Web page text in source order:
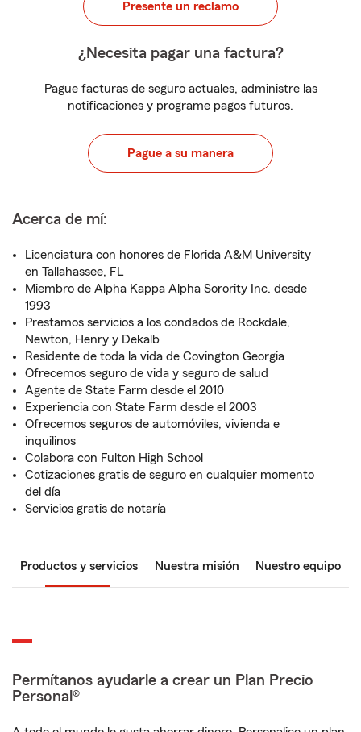
Presente un reclamo
¿Necesita pagar una factura?
Pague facturas de seguro actuales, administre las
notificaciones y programe pagos futuros.
Pague a su manera
Acerca de mí:
Licenciatura con honores de Florida A&M University
en Tallahassee, FL
Miembro de Alpha Kappa Alpha Sorority Inc. desde
1993
Prestamos servicios a los condados de Rockdale,
Newton, Henry y Dekalb
Residente de toda la vida de Covington Georgia
Ofrecemos seguro de vida y seguro de salud
Agente de State Farm desde el 2010
Experiencia con State Farm desde el 2003
Ofrecemos seguros de automóviles, vivienda e
inquilinos
Colabora con Fulton High School
Cotizaciones gratis de seguro en cualquier momento
del día
Servicios gratis de notaría
Productos y servicios Nuestra misión Nuestro equipo
Permítanos ayudarle a crear un Plan Precio
Personal®